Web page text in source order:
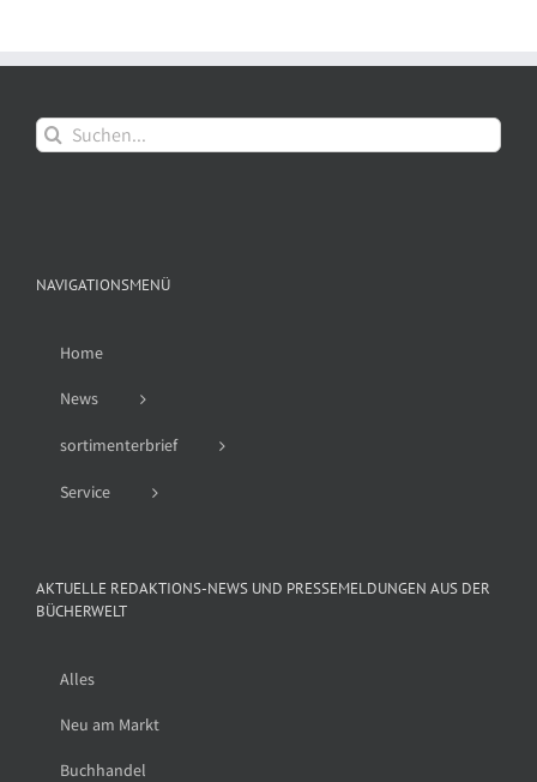
Suche
nach:
NAVIGATIONSMENÜ
Home
News
sortimenterbrief
Service
AKTUELLE REDAKTIONS-NEWS UND PRESSEMELDUNGEN AUS DER
BÜCHERWELT
Alles
Neu am Markt
Buchhandel